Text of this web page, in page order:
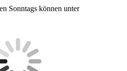
Sonntags können unter